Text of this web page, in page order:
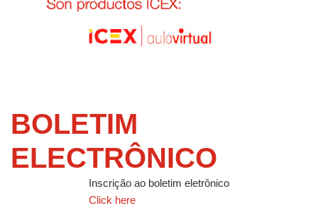
BOLETIM
ELECTRÔNICO
Inscrição ao boletim eletrônico
Click here